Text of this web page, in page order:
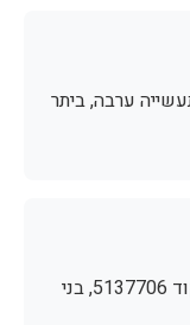
באזור התעשייה ערבה, ביתר
רחוב אהרונוביץ מספר 12, מיקוד 5137706, בני